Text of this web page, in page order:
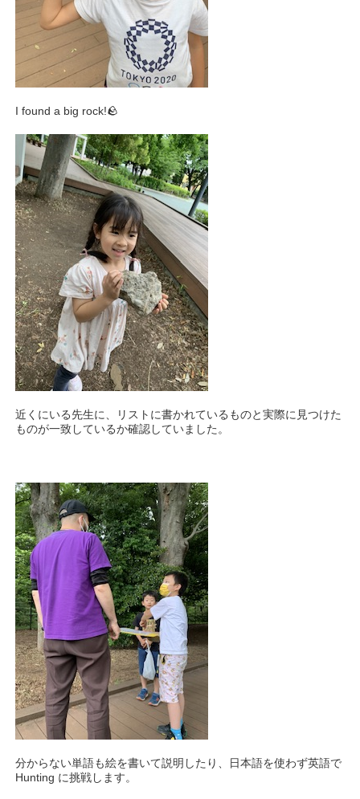
I found a big rock!🪨
近くにいる先生に、リストに書かれているものと実際に見つけた
ものが一致しているか確認していました。
分からない単語も絵を書いて説明したり、日本語を使わず英語で
Hunting に挑戦します。